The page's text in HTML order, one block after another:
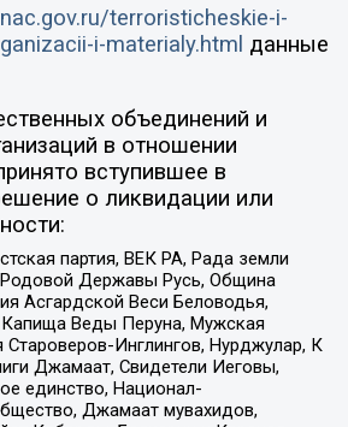
terroristicheskie-i-
i-materialy.html данные
объединений и
в отношении
вступившее в
о ликвидации или
партия, ВЕК РА, Рада земли
Державы Русь, Община
Асгардской Веси Беловодья,
Веды Перуна, Мужская
Инглингов, Нурджулар, К
Джамаат, Свидетели Иеговы,
единство, Национал-
Джамаат мувахидов,